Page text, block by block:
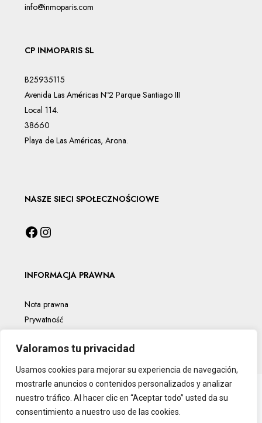
Valoramos tu privacidad
Usamos cookies para mejorar su experiencia de navegación,
mostrarle anuncios o contenidos personalizados y analizar
nuestro tráfico. Al hacer clic en “Aceptar todo” usted da su
consentimiento a nuestro uso de las cookies.
info@inmoparis.com
CP INMOPARIS SL
B25935115
Avenida Las Américas Nº2 Parque Santiago III
Local 114.
38660
Playa de Las Américas, Arona.
NASZE SIECI SPOŁECZNOŚCIOWE
INFORMACJA PRAWNA
Nota prawna
Prywatność